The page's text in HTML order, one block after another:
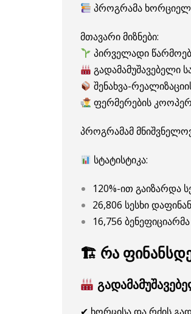
პროგრამა
მთავარი მიზნები:
პირველადი
გადამამუშავებელი
შენახვა-
ფერმერების
პროგრამამ
სტატისტიკა:
120%-ით გაიზარდა
26,806 სესხი
16,756
🏗 რა